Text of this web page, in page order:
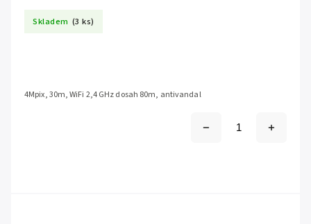
Skladem (3 ks)
4Mpix, 30m, WiFi 2,4 GHz dosah 80m, antivandal